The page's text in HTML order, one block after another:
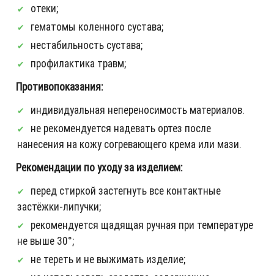
отеки;
гематомы коленного сустава;
нестабильность сустава;
профилактика травм;
Противопоказания:
индивидуальная непереносимость материалов.
не рекомендуется надевать ортез после
нанесения на кожу согревающего крема или мази.
Рекомендации по уходу за изделием:
перед стиркой застегнуть все контактные
застёжки-липучки;
рекомендуется щадящая ручная при температуре
не выше 30°;
не тереть и не выжимать изделие;